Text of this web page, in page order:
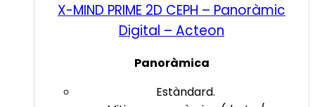
X-MIND PRIME 2D CEPH – Panoràmic
Digital – Acteon
Panoràmica
Estàndard.